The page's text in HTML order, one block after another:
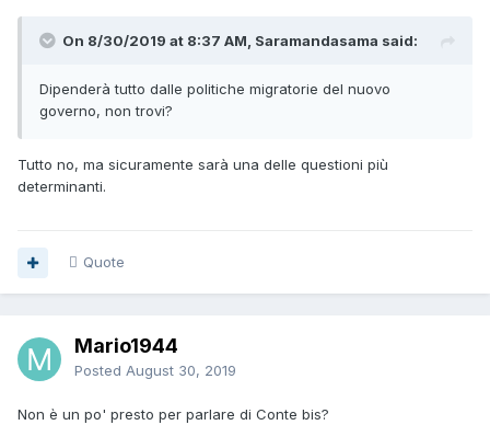
On 8/30/2019 at 8:37 AM, Saramandasama said:
Dipenderà tutto dalle politiche migratorie del nuovo
governo, non trovi?
Tutto no, ma sicuramente sarà una delle questioni più
determinanti.
Quote
Mario1944
Posted August 30, 2019
Non è un po' presto per parlare di Conte bis?